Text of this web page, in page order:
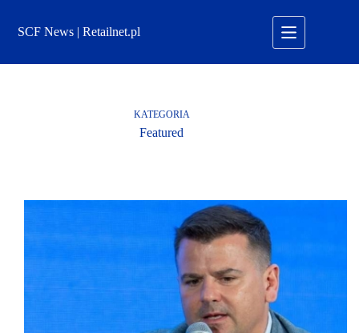
treściSCF News | Retailnet.pl
KATEGORIA
Featured